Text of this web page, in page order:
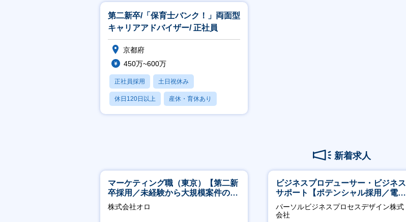
第二新卒/「保育士バンク！」両面型
キャリアアドバイザー/ 正社員
京都府
450万~600万
正社員採用 土日祝休み
休日120日以上 産休・育休あり
賞与あり
新着求人
マーケティング職（東京）【第二新
卒採用／未経験から大規模案件のマ
ーケティングが経験できる／研修充
実】
株式会社オロ
ビジネスプロデューサー・ビジネス
サポート【ポテンシャル採用／電
力・ガス等の民間向けプロジェクト
推進】
パーソルビジネスプロセスデザイン株式
会社